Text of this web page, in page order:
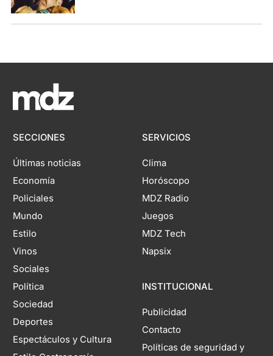
SECCIONES
Últimas noticias
Economía
Policiales
Mundo
Estilo
Vinos
Sociales
Política
Sociedad
Deportes
Espectáculos y Cultura
SERVICIOS
Clima
Horóscopo
MDZ Radio
Juegos
MDZ Tech
Napsix
INSTITUCIONAL
Publicidad
Contacto
Políticas de seguridad y